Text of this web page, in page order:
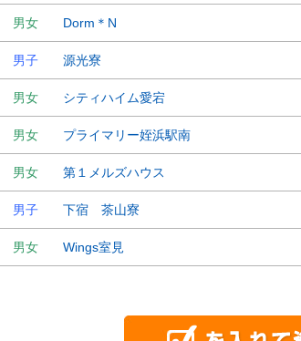
男女 Dorm＊N
男子 源光寮
男女 シティハイム愛宕
男女 プライマリー姪浜駅南
男女 第１メルズハウス
男子 下宿 茶山寮
男女 Wings室見